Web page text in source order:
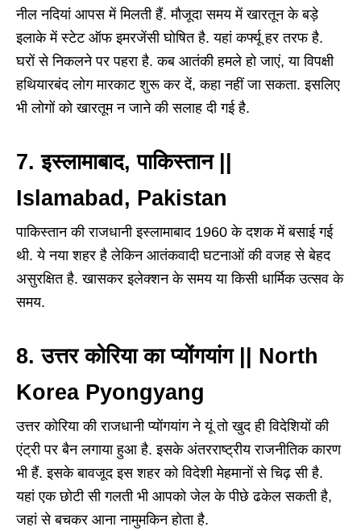
नील नदियां आपस में मिलती हैं. मौजूदा समय में खारतून के बड़े
इलाके में स्टेट ऑफ इमरजेंसी घोषित है. यहां कर्फ्यू हर तरफ है.
घरों से निकलने पर पहरा है. कब आतंकी हमले हो जाएं, या विपक्षी
हथियारबंद लोग मारकाट शुरू कर दें, कहा नहीं जा सकता. इसलिए
भी लोगों को खारतूम न जाने की सलाह दी गई है.
7. इस्लामाबाद, पाकिस्तान ||
Islamabad, Pakistan
पाकिस्तान की राजधानी इस्लामाबाद 1960 के दशक में बसाई गई
थी. ये नया शहर है लेकिन आतंकवादी घटनाओं की वजह से बेहद
असुरक्षित है. खासकर इलेक्शन के समय या किसी धार्मिक उत्सव के
समय.
8. उत्तर कोरिया का प्योंगयांग || North
Korea Pyongyang
उत्तर कोरिया की राजधानी प्योंगयांग ने यूं तो खुद ही विदेशियों की
एंट्री पर बैन लगाया हुआ है. इसके अंतरराष्ट्रीय राजनीतिक कारण
भी हैं. इसके बावजूद इस शहर को विदेशी मेहमानों से चिढ़ सी है.
यहां एक छोटी सी गलती भी आपको जेल के पीछे ढकेल सकती है,
जहां से बचकर आना नामुमकिन होता है.